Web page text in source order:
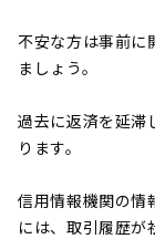
不安な方は事前に
ましょう。
過去に返済を延滞
ります。
信用情報機関の情
には、取引履歴が